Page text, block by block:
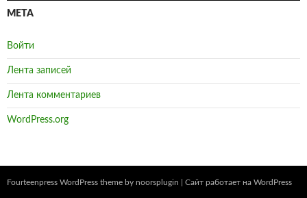
МЕТА
Войти
Лента записей
Лента комментариев
WordPress.org
Fourteenpress WordPress theme by noorsplugin Сайт работает на WordPress